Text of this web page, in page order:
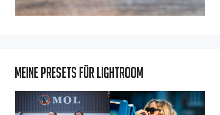
Meine Presets für Lightroom